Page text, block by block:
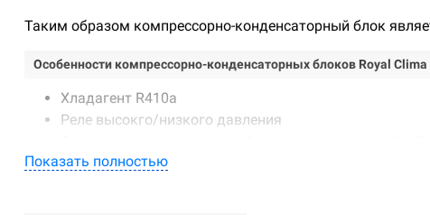
Таким образом компрессорно-конденсаторный блок
Особенности компрессорно-конденсаторных блоков Royal
Хладагент R410a
Реле высокго/низкого давления
Повышена эффективность системы за счет
Показать полностью